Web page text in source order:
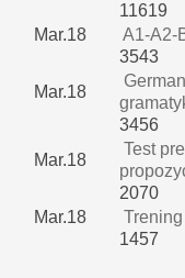
11619
Mar.18
A1-A2-
3543
Mar.18
3456
Mar.18
Test
2070
Mar.18
1457